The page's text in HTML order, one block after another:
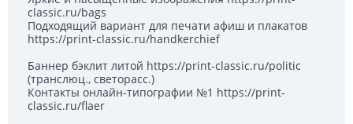
classic.ru/bags
Подходящий вариант для печати афиш и плакатов
https://print-classic.ru/handkerchief
Баннер бэклит литой https://print-classic.ru/politic
(транслюц., светорасс.)
Контакты онлайн-типографии №1 https://print-
classic.ru/flaer